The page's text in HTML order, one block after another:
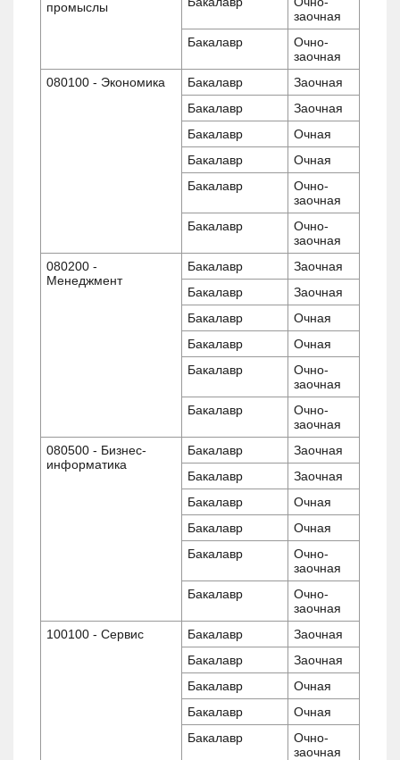
промыслы
заочная
Бакалавр
Очно-
заочная
080100 - Экономика
Бакалавр
Заочная
Бакалавр
Заочная
Бакалавр
Очная
Бакалавр
Очная
Бакалавр
Очно-
заочная
Бакалавр
Очно-
заочная
080200 -
Менеджмент
Бакалавр
Заочная
Бакалавр
Заочная
Бакалавр
Очная
Бакалавр
Очная
Бакалавр
Очно-
заочная
Бакалавр
Очно-
заочная
080500 - Бизнес-
информатика
Бакалавр
Заочная
Бакалавр
Заочная
Бакалавр
Очная
Бакалавр
Очная
Бакалавр
Очно-
заочная
Бакалавр
Очно-
заочная
100100 - Сервис
Бакалавр
Заочная
Бакалавр
Заочная
Бакалавр
Очная
Бакалавр
Очная
Бакалавр
Очно-
заочная